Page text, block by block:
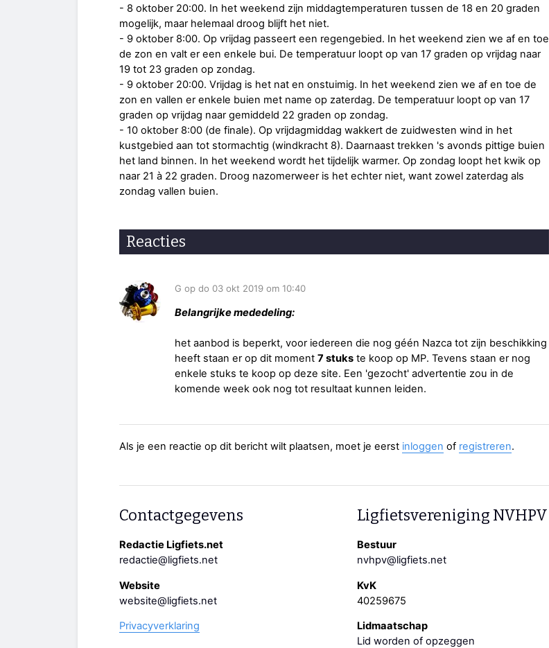
- 8 oktober 20:00. In het weekend zijn middagtemperaturen tussen de 18 en 20 graden
mogelijk, maar helemaal droog blijft het niet.
- 9 oktober 8:00. Op vrijdag passeert een regengebied. In het weekend zien we af en toe
de zon en valt er een enkele bui. De temperatuur loopt op van 17 graden op vrijdag naar
19 tot 23 graden op zondag.
- 9 oktober 20:00. Vrijdag is het nat en onstuimig. In het weekend zien we af en toe de
zon en vallen er enkele buien met name op zaterdag. De temperatuur loopt op van 17
graden op vrijdag naar gemiddeld 22 graden op zondag.
- 10 oktober 8:00 (de finale). Op vrijdagmiddag wakkert de zuidwesten wind in het
kustgebied aan tot stormachtig (windkracht 8). Daarnaast trekken 's avonds pittige buien
het land binnen. In het weekend wordt het tijdelijk warmer. Op zondag loopt het kwik op
naar 21 à 22 graden. Droog nazomerweer is het echter niet, want zowel zaterdag als
zondag vallen buien.
Reacties
G op do 03 okt 2019 om 10:40
Belangrijke mededeling:
het aanbod is beperkt, voor iedereen die nog géén Nazca tot zijn beschikking
heeft staan er op dit moment 7 stuks te koop op MP. Tevens staan er nog
enkele stuks te koop op deze site. Een 'gezocht' advertentie zou in de
komende week ook nog tot resultaat kunnen leiden.
Als je een reactie op dit bericht wilt plaatsen, moet je eerst inloggen of registreren.
Contactgegevens
Redactie Ligfiets.net
redactie@ligfiets.net
Website
website@ligfiets.net
Privacyverklaring
Ligfietsvereniging NVHPV
Bestuur
nvhpv@ligfiets.net
KvK
40259675
Lidmaatschap
Lid worden of opzeggen